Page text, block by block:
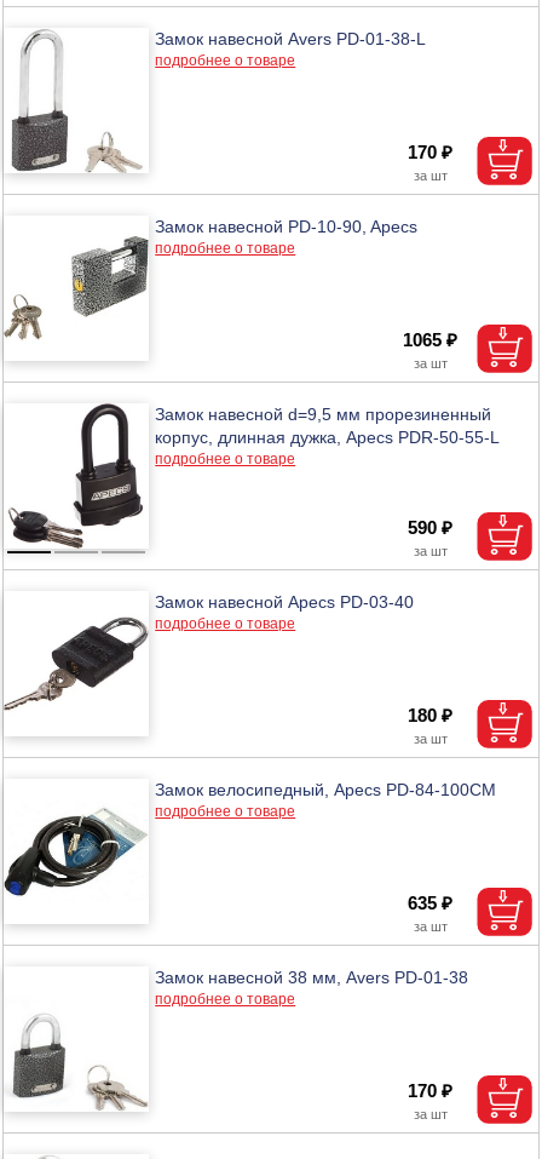
Замок навесной Avers PD-01-38-L
подробнее о товаре
170 ₽
Замок навесной PD-10-90, Apecs
подробнее о товаре
1065 ₽
Замок навесной d=9,5 мм прорезиненный
корпус, длинная дужка, Apecs PDR-50-55-L
подробнее о товаре
590 ₽
Замок навесной Apecs PD-03-40
подробнее о товаре
180 ₽
Замок велосипедный, Аpecs PD-84-100CM
подробнее о товаре
635 ₽
Замок навесной 38 мм, Avers PD-01-38
подробнее о товаре
170 ₽